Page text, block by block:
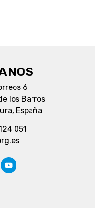
6
los Barros
España
051